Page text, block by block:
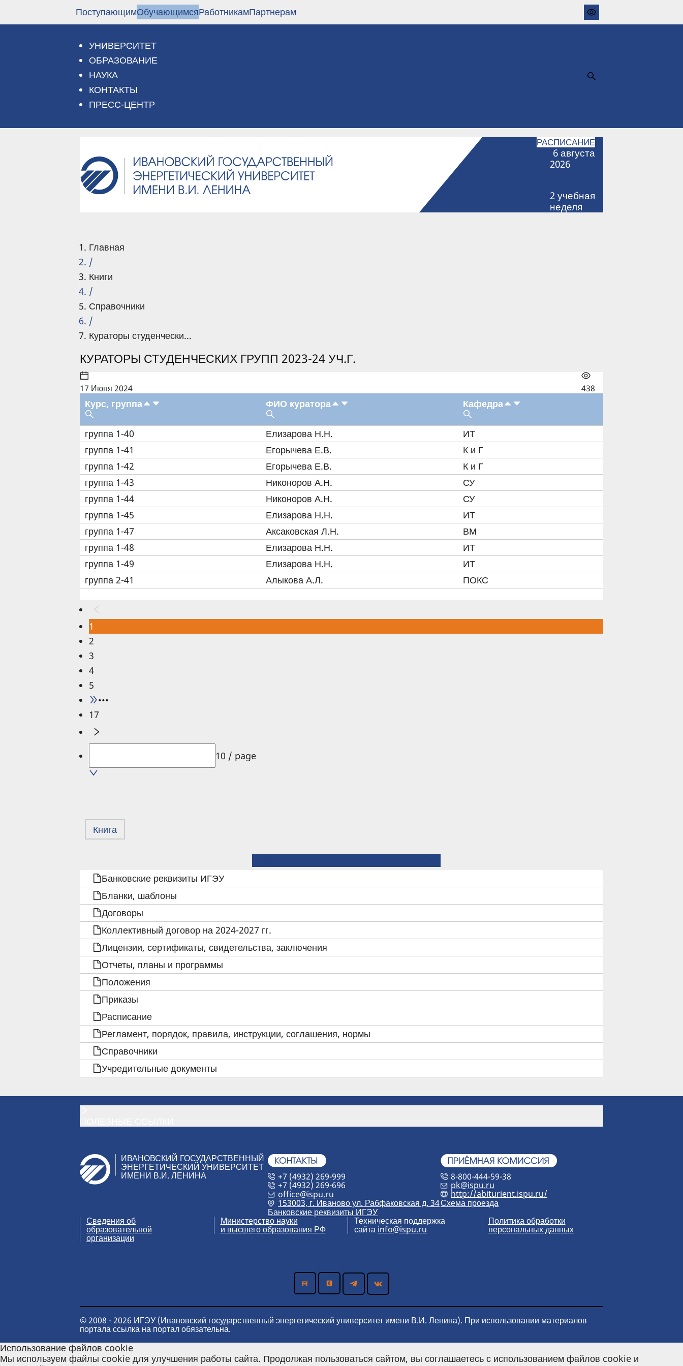
основному
ПоступающимОбучающимсяРаботникамПартнерам
УНИВЕРСИТЕТ
ОБРАЗОВАНИЕ
НАУКА
КОНТАКТЫ
ПРЕСС-ЦЕНТР
РАСПИСАНИЕ
6августа
2026
2учебная
неделя
Главная
/
Книги
/
Справочники
/
Кураторы студенчески...
КУРАТОРЫ СТУДЕНЧЕСКИХ ГРУПП 2023-24 УЧ.Г.
17 Июня 2024 438
Курс, группа ФИО куратора Кафедра
группа 1-40 Елизарова Н.Н.
ИТ
группа 1-41
Егорычева Е.В.
К и Г
группа 1-42
Егорычева Е.В.
К и Г
группа 1-43
Никоноров А.Н.
СУ
группа 1-44
Никоноров А.Н.
СУ
группа 1-45
Елизарова Н.Н.
ИТ
группа 1-47
Аксаковская Л.Н.
ВМ
группа 1-48
Елизарова Н.Н.
ИТ
группа 1-49
Елизарова Н.Н.
ИТ
группа 2-41
Алыкова А.Л. ПОКС
1
2
3
4
5
•••
17
10 / page
Книга
ССЫЛКИ
КНИГИ
ДЛЯ
КУРАТОРЫ
СТУДЕНЧЕСКИХ
ГРУПП
2023-
24
УЧ.Г.
Банковские реквизиты ИГЭУ
Бланки, шаблоны
Договоры
Коллективный договор на 2024-2027 гг.
Лицензии, сертификаты, свидетельства, заключения
Отчеты, планы и программы
Положения
Приказы
Расписание
Регламент, порядок, правила, инструкции, соглашения, нормы
Справочники
Учредительные документы
ИВАНОВСКИЙ ГОСУДАРСТВЕННЫЙ
ЭНЕРГЕТИЧЕСКИЙ УНИВЕРСИТЕТ
ИМЕНИ В.И. ЛЕНИНА
+7 (4932) 269-999
+7 (4932) 269-696
office@ispu.ru
153003, г. Иваново ул. Рабфаковская д. 34
Банковские реквизиты ИГЭУ
8-800-444-59-38
pk@ispu.ru
http://abiturient.ispu.ru/
Схема проезда
Сведения об
образовательной
организации
Министерство науки
и высшего образования РФ
Техническая поддержка
сайта info@ispu.ru
Политика обработки
персональных данных
© 2008 - 2026 ИГЭУ (Ивановский государственный энергетический университет имени В.И. Ленина). При использовании материалов
портала ссылка на портал обязательна.
Использование файлов cookie
Мы используем файлы cookie для улучшения работы сайта. Продолжая пользоваться сайтом, вы соглашаетесь с использованием файлов cookie и